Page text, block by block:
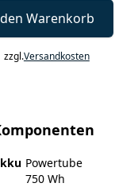
Warenkorb
zzgl.Versandkosten
Powertube
750 Wh